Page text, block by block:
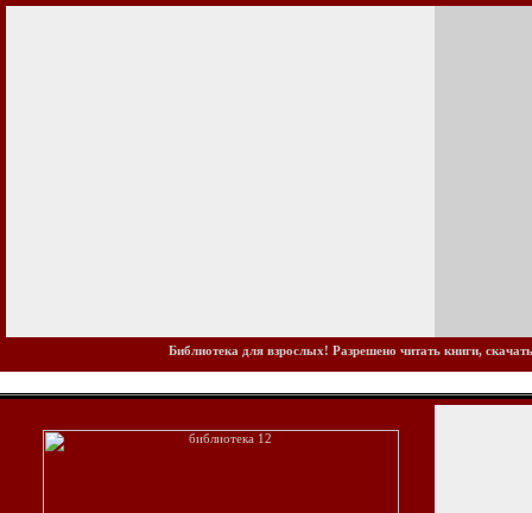
Библиотека для взрослых! Разрешено читать книги,